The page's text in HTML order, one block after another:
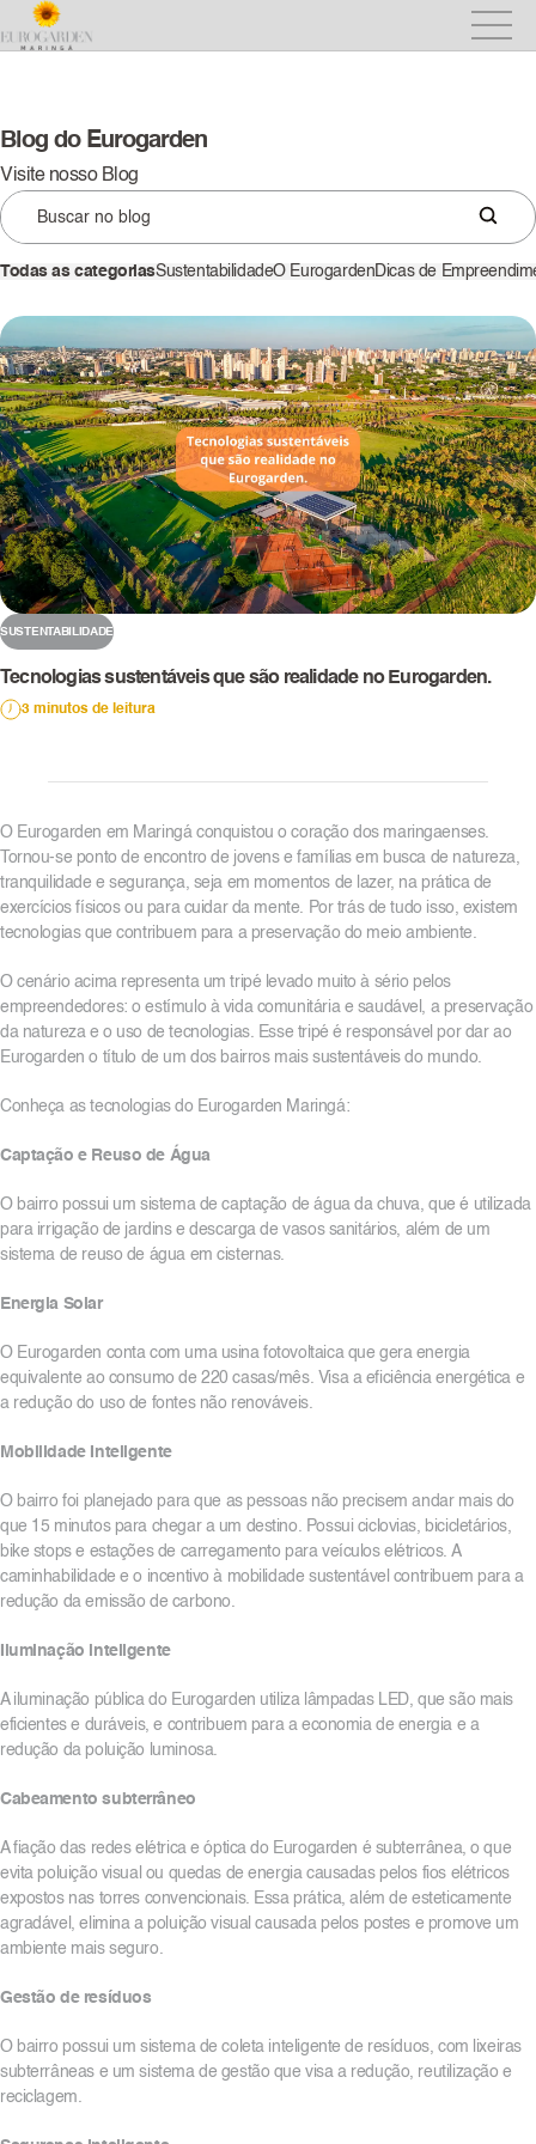
Blog do Eurogarden
Visite nosso Blog
Todas as categoriasSustentabilidadeO EurogardenDicas de
SUSTENTABILIDADE
Tecnologias sustentáveis que são realidade no Eurogarden.
3 minutos de leitura
O Eurogarden em Maringá conquistou o coração dos maringaenses.
Tornou-se ponto de encontro de jovens e famílias em busca de natureza,
tranquilidade e segurança, seja em momentos de lazer, na prática de
exercícios físicos ou para cuidar da mente. Por trás de tudo isso, existem
tecnologias que contribuem para a preservação do meio ambiente.
O cenário acima representa um tripé levado muito à sério pelos
empreendedores: o estímulo à vida comunitária e saudável, a preservação
da natureza e o uso de tecnologias. Esse tripé é responsável por dar ao
Eurogarden o título de um dos bairros mais sustentáveis do mundo.
Conheça as tecnologias do Eurogarden Maringá:
Captação e Reuso de Água
O bairro possui um sistema de captação de água da chuva, que é utilizada
para irrigação de jardins e descarga de vasos sanitários, além de um
sistema de reuso de água em cisternas.
Energia Solar
O Eurogarden conta com uma usina fotovoltaica que gera energia
equivalente ao consumo de 220 casas/mês. Visa a eficiência energética e
a redução do uso de fontes não renováveis.
Mobilidade Inteligente
O bairro foi planejado para que as pessoas não precisem andar mais do
que 15 minutos para chegar a um destino. Possui ciclovias, bicicletários,
bike stops e estações de carregamento para veículos elétricos. A
caminhabilidade e o incentivo à mobilidade sustentável contribuem para a
redução da emissão de carbono.
Iluminação inteligente
A iluminação pública do Eurogarden utiliza lâmpadas LED, que são mais
eficientes e duráveis, e contribuem para a economia de energia e a
redução da poluição luminosa.
Cabeamento subterrâneo
A fiação das redes elétrica e óptica do Eurogarden é subterrânea, o que
evita poluição visual ou quedas de energia causadas pelos fios elétricos
expostos nas torres convencionais. Essa prática, além de esteticamente
agradável, elimina a poluição visual causada pelos postes e promove um
ambiente mais seguro.
Gestão de resíduos
O bairro possui um sistema de coleta inteligente de resíduos, com lixeiras
subterrâneas e um sistema de gestão que visa a redução, reutilização e
reciclagem.